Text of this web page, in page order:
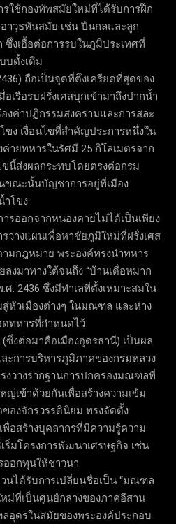
ใช้กองทัพสมัยใหม่ที่ได้รับการฝึก
าวุธทันสมัย เช่น ปืนกลและลูก
ซึ่งเอื้อต่อการรบในภูมิประเทศที่
บดั้งเดิม
ถือเป็นจุดที่ตึงเครียดที่สุดของ
เรือรบฝรั่งเศสบุกเข้ามาถึงปากน้ำ
งค่าปฏิกรรมสงครามและการสละ
ง เงื่อนไขที่สำคัญประการหนึ่งใน
ยทหารในรัศมี 25 กิโลเมตรจาก
ขนี้ส่งผลกระทบโดยตรงต่อกรม
ขณะนั้นบัญชาการอยู่ที่เมือง
โขง
รออกจากหนองคายไม่ได้เป็นเพียง
างแผนเพื่อหาชัยภูมิใหม่ที่ฝรั่งเศส
มกฎหมาย พระองค์ทรงนำทหาร
งมาทางใต้จนถึง “บ้านเดื่อหมาก
. 2436 ซึ่งมีทำเลที่ตั้งเหมาะสมใน
หัวเมืองต่างๆ ในมณฑล และห่าง
ดทหารที่กำหนดไว้
ซึ่งต่อมาคือเมืองอุดรธานี) เป็นผล
ะการบริหารภูมิภาคของกรมหลวง
วางรากฐานการปกครองมณฑลที่
หญ่เข้าด้วยกันเพื่อสร้างความเข้ม
องจักรวรรดินิยม ทรงจัดตั้ง
พื่อสร้างบุคลากรที่มีความรู้ความ
ริ่มโครงการพัฒนาเศรษฐกิจ เช่น
ออกทุนให้ชาวนา
นได้รับการเปลี่ยนชื่อเป็น “มณฑล
ม่ที่เป็นศูนย์กลางของภาคอีสาน
อุดรในสมัยของพระองค์ประกอบ